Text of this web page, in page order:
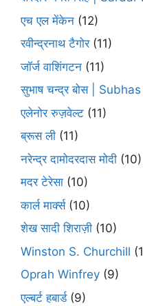
एच एल मेंकेन (12)
रवीन्द्रनाथ टैगोर(11)
जॉर्ज वाशिंगटन (11)
सुभाष चन्द्र बोस |
एलेनोर रुज़वेल्ट (11)
ब्रूस ली (11)
नरेन्द्र दामोदरदास मोदी (10)
मदर टेरेसा (10)
कार्ल मार्क्स(10)
शेख सादी शिराज़ी (10)
Winston S. Churchill
Oprah Winfrey (9)
एल्बर्ट हबार्ड(9)